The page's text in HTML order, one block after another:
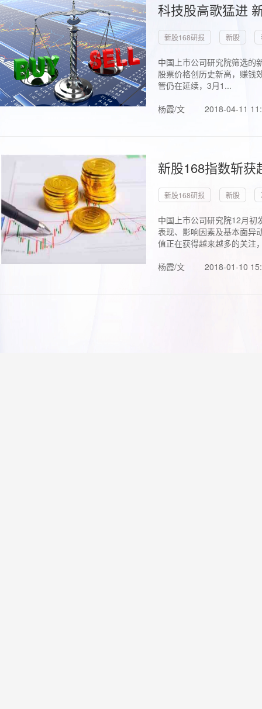
科技股高歌猛进
新股168研报 新股
中国上市公司研究院筛选的
股票价格创历史新高，赚钱
管仍在延续，3月1...
杨霞/文
2018-04-11
新股168指数斩
新股168研报 新股
中国上市公司研究院12月初
表现、影响因素及基本面异
值正在获得越来越多的关注
杨霞/文
2018-01-10